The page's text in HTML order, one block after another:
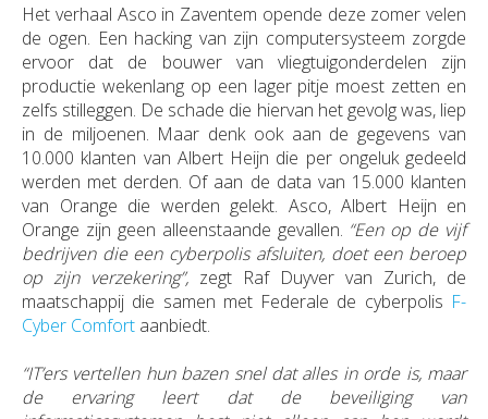
Het verhaal Asco in Zaventem opende deze zomer velen
de ogen. Een hacking van zijn computersysteem zorgde
ervoor dat de bouwer van vliegtuigonderdelen zijn
productie wekenlang op een lager pitje moest zetten en
zelfs stilleggen. De schade die hiervan het gevolg was, liep
in de miljoenen. Maar denk ook aan de gegevens van
10.000 klanten van Albert Heijn die per ongeluk gedeeld
werden met derden. Of aan de data van 15.000 klanten
van Orange die werden gelekt. Asco, Albert Heijn en
Orange zijn geen alleenstaande gevallen. “Een op de vijf
bedrijven die een cyberpolis afsluiten, doet een beroep
op zijn verzekering”, zegt Raf Duyver van Zurich, de
maatschappij die samen met Federale de cyberpolis F-
Cyber Comfort aanbiedt.
“IT’ers vertellen hun bazen snel dat alles in orde is, maar
de ervaring leert dat de beveiliging van